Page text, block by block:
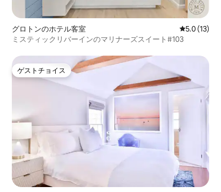
グロトンのホテル客室 レビュー13
5.0 (13)
ミスティックリバーインのマリナーズスイート#103
ゲストチョイス
ゲストチョイス